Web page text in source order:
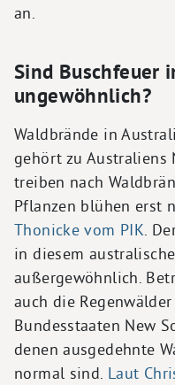
an.
Sind Buschfeuer
ungewöhnlich?
Waldbrände in
gehört zu Australiens
treiben nach
Pflanzen blühen erst
Thonicke vom PIK.
in diesem
außergewöhnlich.
auch die
Bundesstaaten New
denen ausgedehnte
normal sind. Laut